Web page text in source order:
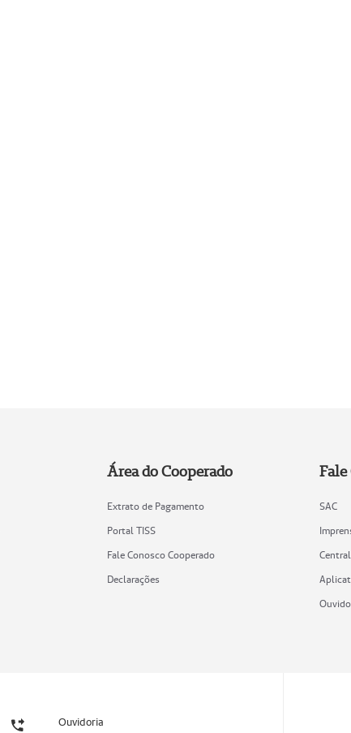
Área do Cooperado
Extrato de Pagamento
Portal TISS
Fale Conosco Cooperado
Declarações
Fale
SAC
Ouvidoria